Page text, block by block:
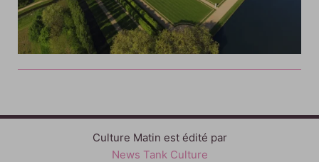
Culture Matin est édité par
News Tank Culture